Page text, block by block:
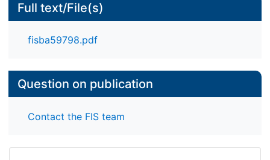
Full text/File(s)
fisba59798.pdf
Question on publication
Contact the FIS team